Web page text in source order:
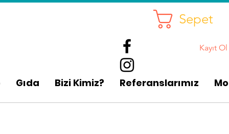
Gıda Bizi Kimiz? Referanslarımız
Sepet
Kayıt Ol